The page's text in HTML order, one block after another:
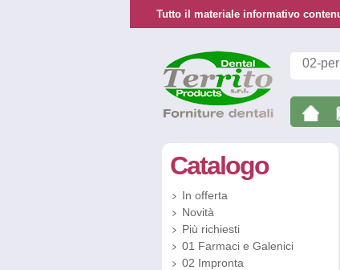
Tutto il materiale informativo
Catalogo
In offerta
Novità
Più richiesti
01 Farmaci e Galenici
02 Impronta